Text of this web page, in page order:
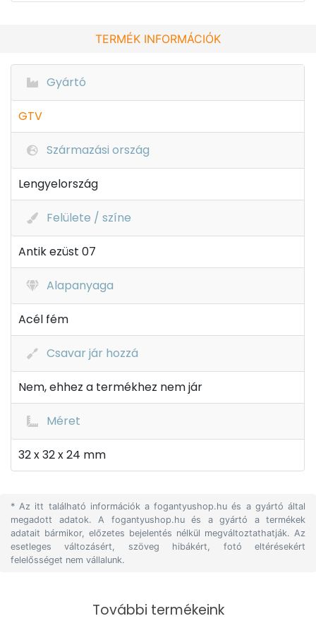
TERMÉK INFORMÁCIÓK
Gyártó
GTV
Származási ország
Lengyelország
Felülete / színe
Antik ezüst 07
Alapanyaga
Acél fém
Csavar jár hozzá
Nem, ehhez a termékhez nem jár
Méret
32 x 32 x 24 mm
* Az itt található információk a fogantyushop.hu és a gyártó által
megadott adatok. A fogantyushop.hu és a gyártó a termékek
adatait bármikor, előzetes bejelentés nélkül megváltoztathatják. Az
esetleges változásért, szöveg hibákért, fotó eltérésekért
felelősséget nem vállalunk.
További termékeink